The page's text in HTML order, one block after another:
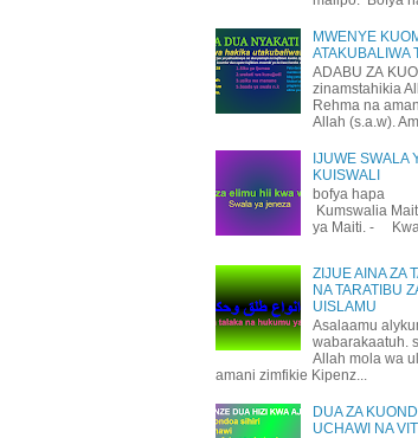
MWENYE
ATAKUBALIWA
ADABU ZA
zinamstahikia
Rehma na
Allah (s.a.w).
IJUWE SWALA
KUISWALI
bofya
Kumswalia
ya Maiti. - Kwa
ZIJUE AINA ZA
NA TARATIBU
UISLAMU
Asalaamu
wabarakaatuh.
Allah mola wa
amani zimfikie Kipenz...
DUA ZA
UCHAWI NA